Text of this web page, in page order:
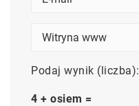
Podaj wynik (liczba):
4 + osiem =